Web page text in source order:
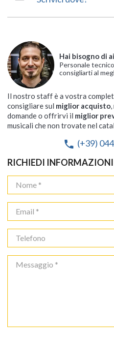
Hai bisogno di
Personale
consigliarti al
Il nostro staff è a vostra
consigliare sul miglior acquisto
domande o offrirvi il miglior
musicali che non trovate nel
phone (+39)
RICHIEDI INFORMAZIONI